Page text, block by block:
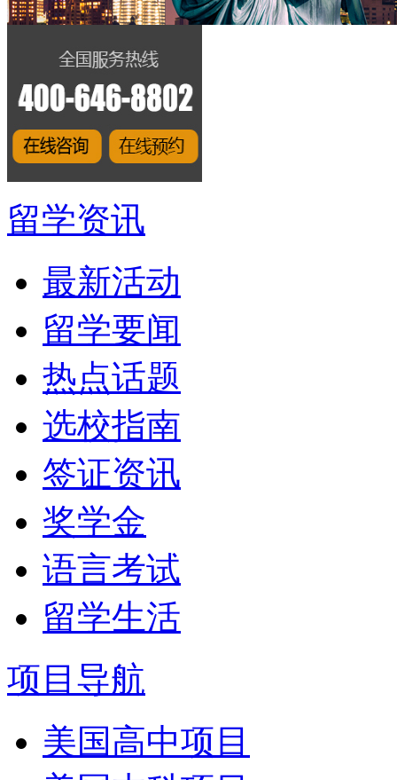
留学资讯
最新活动
留学要闻
热点话题
选校指南
签证资讯
奖学金
语言考试
留学生活
项目导航
美国高中项目